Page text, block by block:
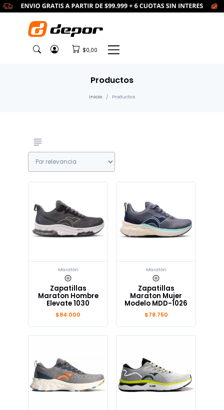
$0,00
Productos
Inicio Productos
Maratón
Zapatillas
Maraton Hombre
Elevate 1030
$84.000
Maratón
Zapatillas
Maraton Mujer
Modelo MDD-1026
$78.750